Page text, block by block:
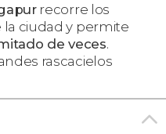
recorre los
ciudad y permite
de veces.
rascacielos